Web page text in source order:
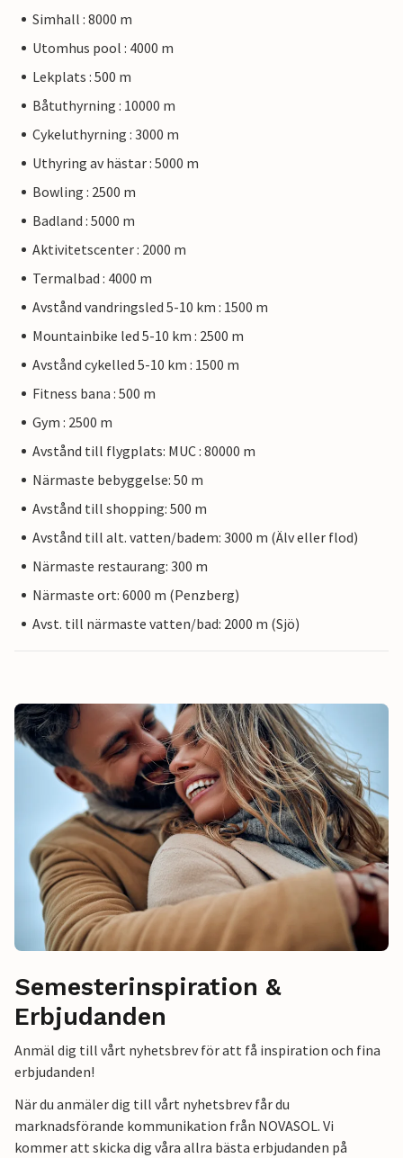
Simhall : 8000 m
Utomhus pool : 4000 m
Lekplats : 500 m
Båtuthyrning : 10000 m
Cykeluthyrning : 3000 m
Uthyring av hästar : 5000 m
Bowling : 2500 m
Badland : 5000 m
Aktivitetscenter : 2000 m
Termalbad : 4000 m
Avstånd vandringsled 5-10 km : 1500 m
Mountainbike led 5-10 km : 2500 m
Avstånd cykelled 5-10 km : 1500 m
Fitness bana : 500 m
Gym : 2500 m
Avstånd till flygplats: MUC : 80000 m
Närmaste bebyggelse: 50 m
Avstånd till shopping: 500 m
Avstånd till alt. vatten/badem: 3000 m (Älv eller flod)
Närmaste restaurang: 300 m
Närmaste ort: 6000 m (Penzberg)
Avst. till närmaste vatten/bad: 2000 m (Sjö)
Semesterinspiration &
Erbjudanden
Anmäl dig till vårt nyhetsbrev för att få inspiration och fina
erbjudanden!
När du anmäler dig till vårt nyhetsbrev får du
marknadsförande kommunikation från NOVASOL. Vi
kommer att skicka dig våra allra bästa erbjudanden på